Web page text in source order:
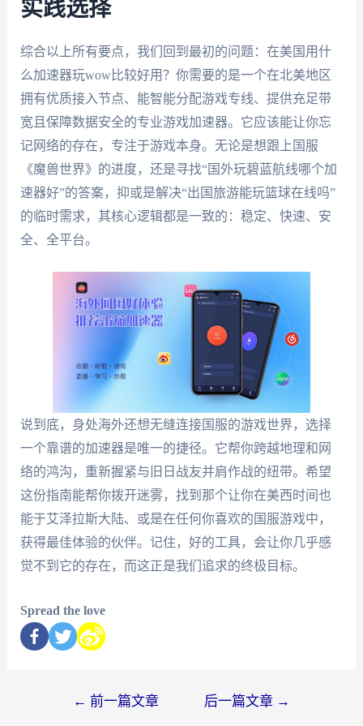
实践选择
综合以上所有要点，我们回到最初的问题：在美国用什
么加速器玩wow比较好用？你需要的是一个在北美地区
拥有优质接入节点、能智能分配游戏专线、提供充足带
宽且保障数据安全的专业游戏加速器。它应该能让你忘
记网络的存在，专注于游戏本身。无论是想跟上国服
《魔兽世界》的进度，还是寻找“国外玩碧蓝航线哪个加
速器好”的答案，抑或是解决“出国旅游能玩篮球在线吗”
的临时需求，其核心逻辑都是一致的：稳定、快速、安
全、全平台。
说到底，身处海外还想无缝连接国服的游戏世界，选择
一个靠谱的加速器是唯一的捷径。它帮你跨越地理和网
络的鸿沟，重新握紧与旧日战友并肩作战的纽带。希望
这份指南能帮你拨开迷雾，找到那个让你在美西时间也
能于艾泽拉斯大陆、或是在任何你喜欢的国服游戏中，
获得最佳体验的伙伴。记住，好的工具，会让你几乎感
觉不到它的存在，而这正是我们追求的终极目标。
Spread the love
← 前一篇文章 后一篇文章 →